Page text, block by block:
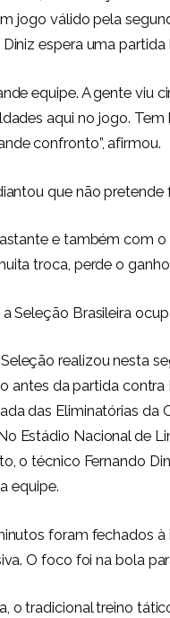
jogo válido pela
espera uma
equipe. A gente viu
aqui no jogo.
confronto”, afirmou.
que não
e também com
troca, perde o ganho
Seleção Brasileira
realizou nesta
antes da partida contra
das Eliminatórias da
Estádio Nacional de
o técnico Fernando
equipe.
foram fechados
O foco foi na bola
o tradicional treino